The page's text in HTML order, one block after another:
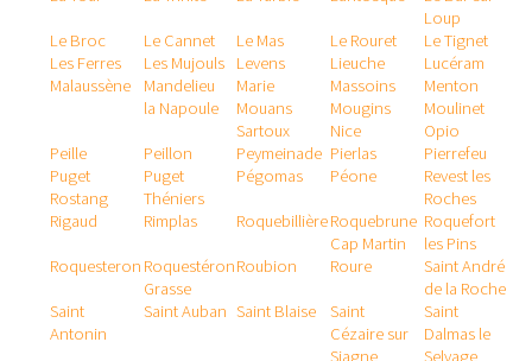
Loup
Le Broc
Le Cannet Le Mas Le Rouret
Le Tignet
Les Ferres
Les Mujouls Levens Lieuche
Lucéram
Malaussène
Mandelieu
la Napoule
Marie Massoins
Menton
Mouans
Sartoux
Mougins
Moulinet
Nice
Opio
Peille
Peillon Peymeinade Pierlas
Pierrefeu
Puget
Rostang
Puget
Théniers
Pégomas Péone
Revest les
Roches
Rigaud
Rimplas RoquebillièreRoquebrune
Cap Martin
Roquefort
les Pins
Roquesteron Roquestéron
Grasse
Roubion Roure
Saint André
de la Roche
Saint
Antonin
Saint Auban Saint Blaise
Saint
Cézaire sur
Saint
Dalmas le